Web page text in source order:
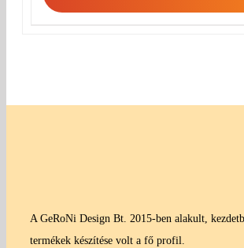
A GeRoNi Design Bt. 2015-ben alakult,
termékek készítése volt a fő profil.